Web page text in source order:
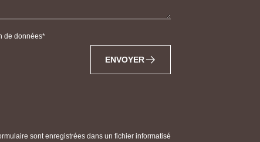
de données
ENVOYER
sont enregistrées dans un fichier informatisé